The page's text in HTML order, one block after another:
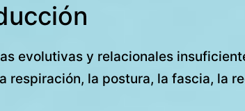
evolutivas y relacionales
la postura, la fascia, la